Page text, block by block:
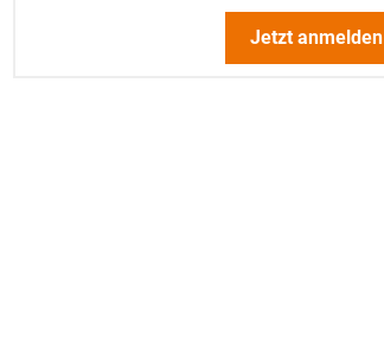
Jetzt anmelden